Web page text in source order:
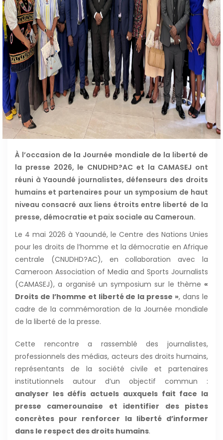
À l’occasion de la Journée mondiale de la liberté de
la presse 2026, le CNUDHD?AC et la CAMASEJ ont
réuni à Yaoundé journalistes, défenseurs des droits
humains et partenaires pour un symposium de haut
niveau consacré aux liens étroits entre liberté de la
presse, démocratie et paix sociale au Cameroun.
Le 4 mai 2026 à Yaoundé, le Centre des Nations Unies
pour les droits de l’homme et la démocratie en Afrique
centrale (CNUDHD?AC), en collaboration avec la
Cameroon Association of Media and Sports Journalists
(CAMASEJ), a organisé un symposium sur le thème «
Droits de l’homme et liberté de la presse », dans le
cadre de la commémoration de la Journée mondiale
de la liberté de la presse.
Cette rencontre a rassemblé des journalistes,
professionnels des médias, acteurs des droits humains,
représentants de la société civile et partenaires
institutionnels autour d’un objectif commun :
analyser les défis actuels auxquels fait face la
presse camerounaise et identifier des pistes
concrètes pour renforcer la liberté d’informer
dans le respect des droits humains.